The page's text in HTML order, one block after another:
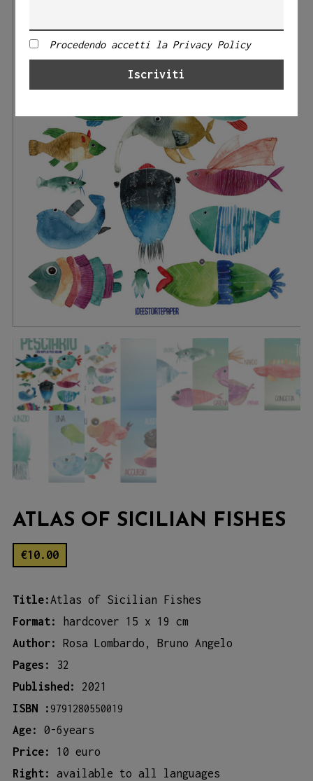
ATLAS OF SICILIAN FISHES
€10.00
Title:Atlas of Sicilian Fishes
Format:
hardcover 15 x 19 cm
Author: Rosa Lombardo, Bruno Angelo
Pages:
32
Published: 2021
ISBN : 9791280550019
Age: 0-6years
Price: 10 euro
Right: available to all languages
Procedendo accetti la Privacy Policy